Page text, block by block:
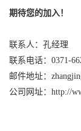
期待您的加入！
联系人：孔经理
联系电话：0371-
邮件地址：
公司网址： http://